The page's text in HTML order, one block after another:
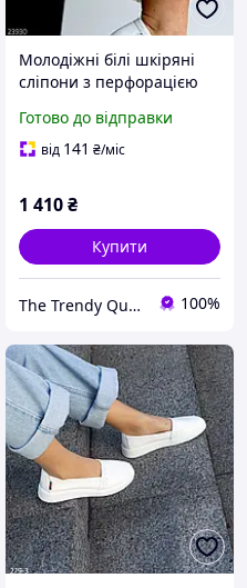
Молодіжні білі шкіряні
сліпони з перфорацією
Готово до відправки
від 141 ₴/міс
1 410₴
Купити
The Trendy Queen - інтернет-магазин 100%